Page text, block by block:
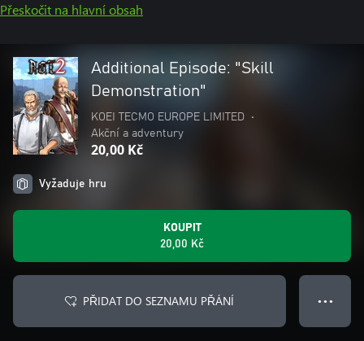
Přeskočit na hlavní obsah
Additional Episode: "Skill
Demonstration"
KOEI TECMO EUROPE LIMITED
•
Akční a adventury
20,00 Kč
Vyžaduje hru
KOUPIT
20,00 Kč
PŘIDAT DO SEZNAMU PŘÁNÍ ● ● ●